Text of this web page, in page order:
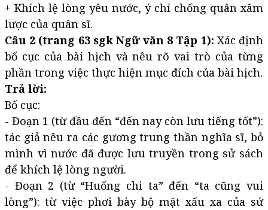
+ Khích lệ lòng yêu nước, ý chí chống quân xâm
lược của quân sĩ.
Câu 2 (trang 63 sgk Ngữ văn 8 Tập 1): Xác định
bố cục của bài hịch và nêu rõ vai trò của từng
phần trong việc thực hiện mục đích của bài hịch.
Trả lời:
Bố cục:
- Đoạn 1 (từ đầu đến “đến nay còn lưu tiếng tốt”):
tác giả nêu ra các gương trung thần nghĩa sĩ, bỏ
mình vì nước đã được lưu truyền trong sử sách
để khích lệ lòng người.
- Đoạn 2 (từ “Huống chi ta” đến “ta cũng vui
lòng”): từ việc phơi bày bộ mặt xấu xa của sứ